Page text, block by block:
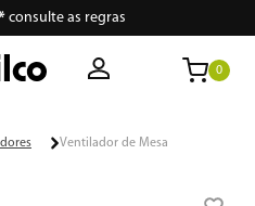
consulte as regras
0
Ventilador de Mesa